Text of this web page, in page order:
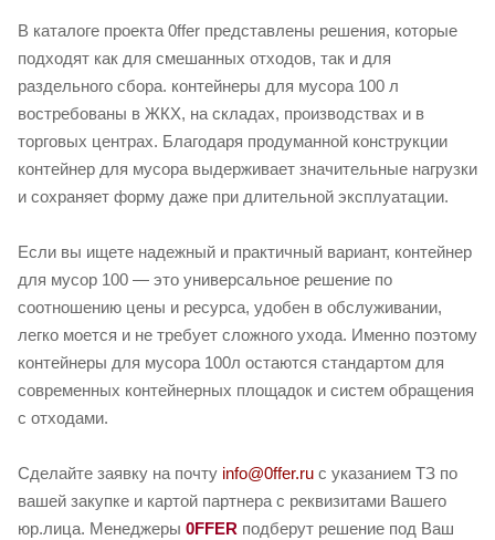
В каталоге проекта 0ffer представлены решения, которые
подходят как для смешанных отходов, так и для
раздельного сбора. контейнеры для мусора 100 л
востребованы в ЖКХ, на складах, производствах и в
торговых центрах. Благодаря продуманной конструкции
контейнер для мусора выдерживает значительные нагрузки
и сохраняет форму даже при длительной эксплуатации.
Если вы ищете надежный и практичный вариант, контейнер
для мусор 100 — это универсальное решение по
соотношению цены и ресурса, удобен в обслуживании,
легко моется и не требует сложного ухода. Именно поэтому
контейнеры для мусора 100л остаются стандартом для
современных контейнерных площадок и систем обращения
с отходами.
Сделайте заявку на почту info@0ffer.ru с указанием ТЗ по
вашей закупке и картой партнера с реквизитами Вашего
юр.лица. Менеджеры 0FFER подберут решение под Ваш